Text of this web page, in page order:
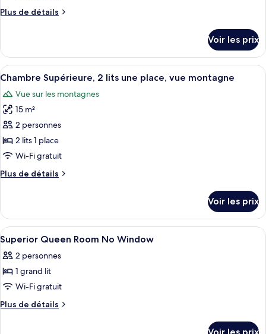
chambre :
grand
lit,
vue
montagne
Plus de détails
Plus
le
type
de
Chambre
Supérieure,
grand
lit,
vue
montagne
Voir les prix
Afficher
toutes
les
photos
pour
ce
type
chambre :
2
lits
une
place,
vue
montagne
Une chambre d’hôtel avec deux
4
Chambre Supérieure, 2 lits une place, vue montagne
Vue sur les montagnes
15 m²
2 personnes
2 lits 1 place
Wi-Fi gratuit
Plus de détails
Plus
le
type
de
chambre
Chambre
Supérieure,
lits
une
place,
Voir les prix
Afficher
toutes
les
photos
pour
ce
Coffres-forts dans les chambres,
3
Superior Queen Room No Window
2 personnes
1 grand lit
Wi-Fi gratuit
Plus de détails
Plus